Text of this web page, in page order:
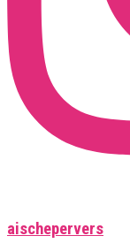
aischepervers